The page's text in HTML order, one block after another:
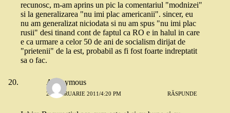
recunosc, m-am aprins un pic la comentariul "modnizei"
si la generalizarea "nu imi plac americanii". sincer, eu
nu am generalizat niciodata si nu am spus "nu imi plac
rusii" desi tinand cont de faptul ca RO e in halul in care
e ca urmare a celor 50 de ani de socialism dirijat de
"prietenii" de la est, probabil as fi fost foarte indreptatit
sa o fac.
Anonymous
27 FEBRUARIE 2011/4:20 PM RĂSPUNDE